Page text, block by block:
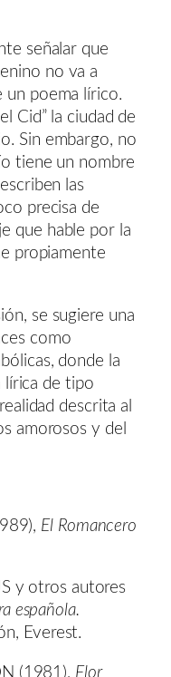
señalar que
no va a
un poema lírico.
Cid” la ciudad de
Sin embargo, no
tiene un nombre
las
precisa de
que hable por la
propiamente
se sugiere una
como
donde la
lírica de tipo
descrita al
amorosos y del
El Romancero
y otros autores
española.
Everest.
(1981), Flor